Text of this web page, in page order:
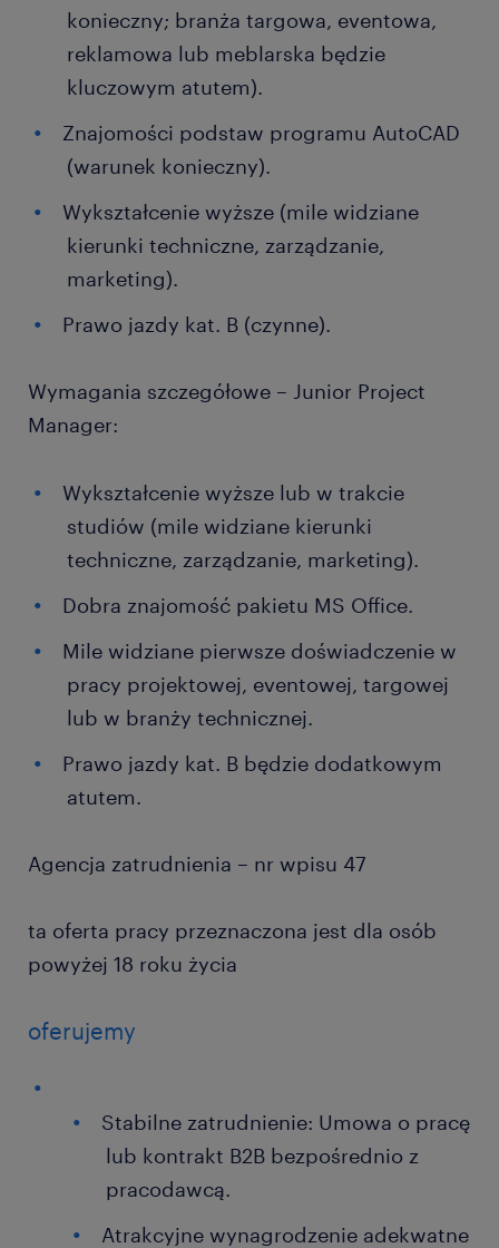
konieczny; branża targowa, eventowa,
reklamowa lub meblarska będzie
kluczowym atutem).
Znajomości podstaw programu AutoCAD
(warunek konieczny).
Wykształcenie wyższe (mile widziane
kierunki techniczne, zarządzanie,
marketing).
Prawo jazdy kat. B (czynne).
Wymagania szczegółowe – Junior Project
Manager:
Wykształcenie wyższe lub w trakcie
studiów (mile widziane kierunki
techniczne, zarządzanie, marketing).
Dobra znajomość pakietu MS Office.
Mile widziane pierwsze doświadczenie w
pracy projektowej, eventowej, targowej
lub w branży technicznej.
Prawo jazdy kat. B będzie dodatkowym
atutem.
Agencja zatrudnienia – nr wpisu 47
ta oferta pracy przeznaczona jest dla osób
powyżej 18 roku życia
oferujemy
Stabilne zatrudnienie: Umowa o pracę
lub kontrakt B2B bezpośrednio z
pracodawcą.
Atrakcyjne wynagrodzenie adekwatne